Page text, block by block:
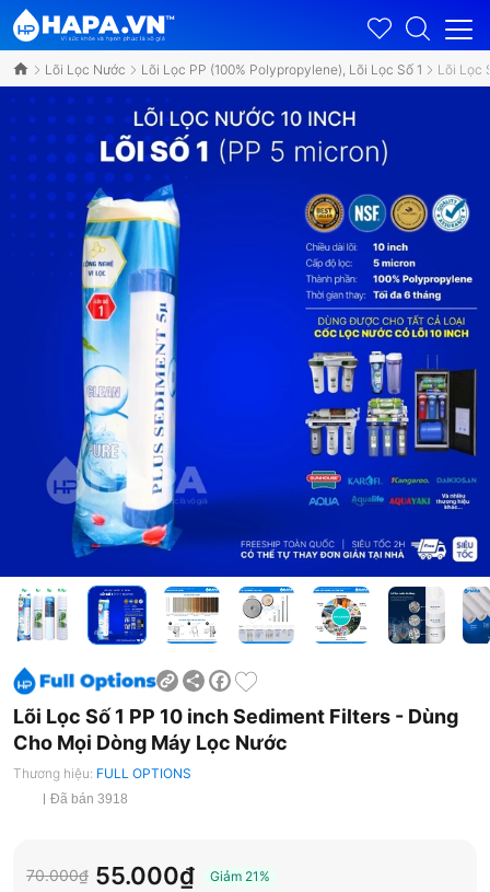
Lõi Lọc Nước Lõi Lọc PP (100% Polypropylene), Lõi Lọc Số 1 Lõi Lọc
ShareFacebook
Lõi Lọc Số 1 PP 10 inch Sediment Filters - Dùng
Cho Mọi Dòng Máy Lọc Nước
Thương hiệu: FULL OPTIONS
Đã bán 3918
70.000₫ 55.000₫ Giảm 21%